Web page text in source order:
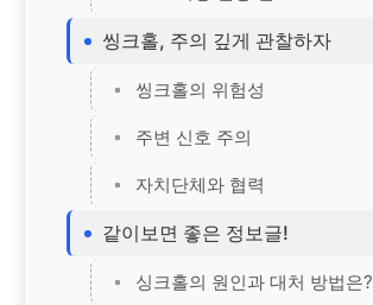
씽크홀, 주의 깊게 관찰하자
씽크홀의 위험성
주변 신호 주의
자치단체와 협력
같이보면 좋은 정보글!
싱크홀의 원인과 대처 방법은?